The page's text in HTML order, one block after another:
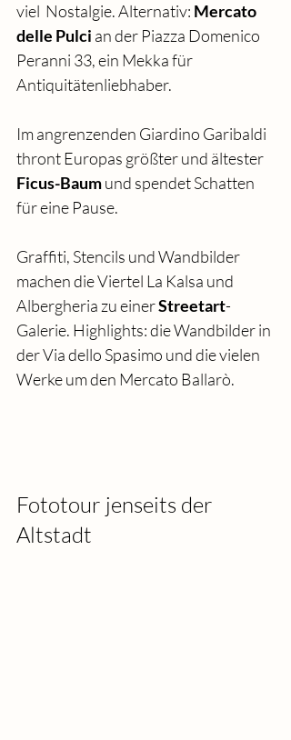
viel  Nostalgie. Alternativ: Mercato
delle Pulci an der Piazza Domenico
Peranni 33, ein Mekka für
Antiquitätenliebhaber.
Im angrenzenden Giardino Garibaldi
thront Europas größter und ältester
Ficus-Baum und spendet Schatten
für eine Pause.
Graffiti, Stencils und Wandbilder
machen die Viertel La Kalsa und
Albergheria zu einer Streetart-
Galerie. Highlights: die Wandbilder in
der Via dello Spasimo und die vielen
Werke um den Mercato Ballarò.
Fototour jenseits der
Altstadt